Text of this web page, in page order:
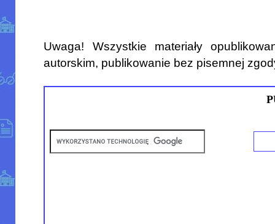
Uwaga! Wszystkie materiały
autorskim, publikowanie bez pisemnej